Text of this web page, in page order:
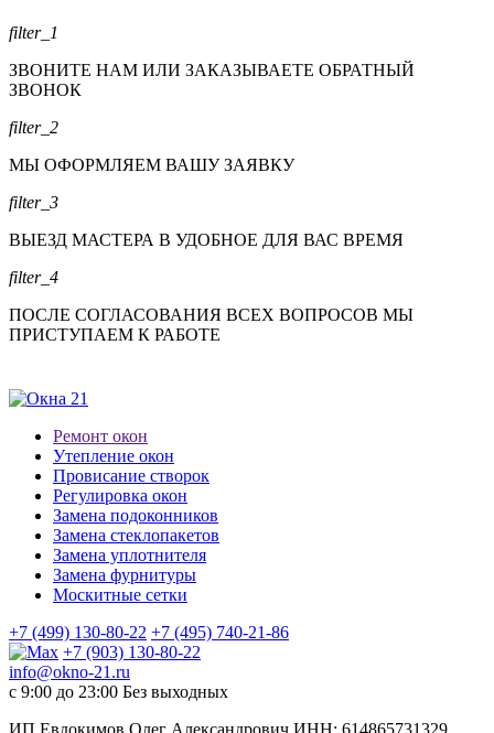
filter_1
ЗВОНИТЕ НАМ ИЛИ ЗАКАЗЫВАЕТЕ ОБРАТНЫЙ
ЗВОНОК
filter_2
МЫ ОФОРМЛЯЕМ ВАШУ ЗАЯВКУ
filter_3
ВЫЕЗД МАСТЕРА В УДОБНОЕ ДЛЯ ВАС ВРЕМЯ
filter_4
ПОСЛЕ СОГЛАСОВАНИЯ ВСЕХ ВОПРОСОВ МЫ
ПРИСТУПАЕМ К РАБОТЕ
Ремонт окон
Утепление окон
Провисание створок
Регулировка окон
Замена подоконников
Замена стеклопакетов
Замена уплотнителя
Замена фурнитуры
Москитные сетки
+7 (499) 130-80-22 +7 (495) 740-21-86
+7 (903) 130-80-22
info@okno-21.ru
с 9:00 до 23:00 Без выходных
ИП Евдокимов Олег Александрович ИНН: 614865731329